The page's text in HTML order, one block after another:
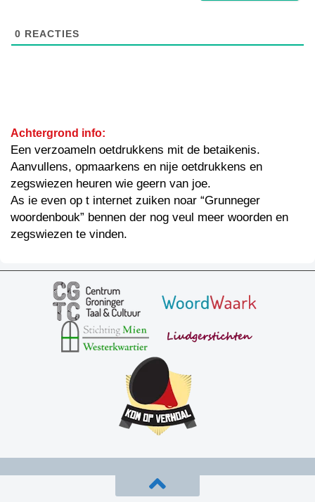
0 REACTIES
Achtergrond info:
Een verzoameln oetdrukkens mit de betaikenis.
Aanvullens, opmaarkens en nije oetdrukkens en
zegswiezen heuren wie geern van joe.
As ie even op t internet zuiken noar “Grunneger
woordenbouk” bennen der nog veul meer woorden en
zegswiezen te vinden.